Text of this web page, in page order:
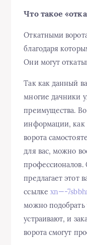
Что такое
Откатными
благодаря
Они могут
Так как данный
многие дачники
преимущества.
информации, как
ворота
для вас, можно
профессионалов.
предлагает этот
ссылке xn—-
можно подобрать
устраивают, и
ворота смогут